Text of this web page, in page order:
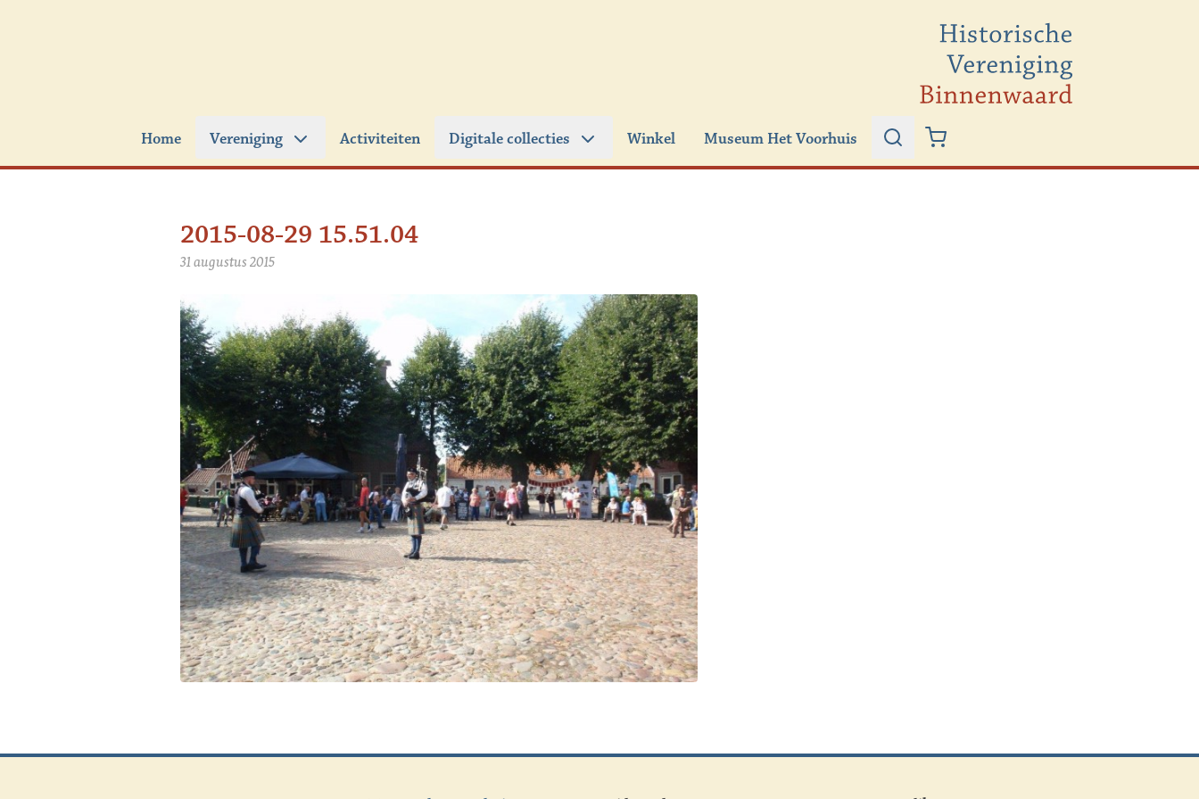
Home Vereniging Activiteiten Digitale collecties Winkel Museum Het Voorhuis
Zoeken
2015-08-29 15.51.04
31 augustus 2015